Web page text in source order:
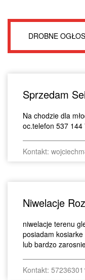
DROBNE
Sprzedam
Na chodzie dla
oc.telefon 537
Kontakt:
Niwelacje
niwelacje terenu
posiadam
lub bardzo
Kontakt: